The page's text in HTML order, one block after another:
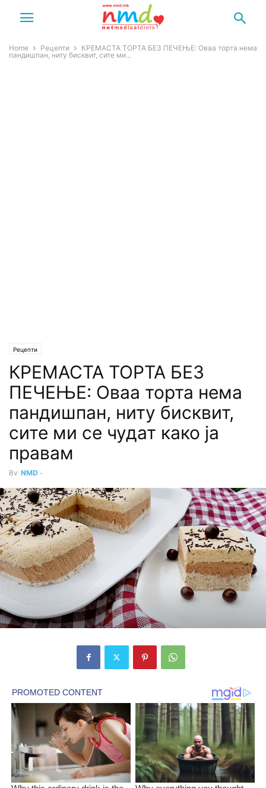
Home Рецепти
КРЕМАСТА ТОРТА БЕЗ ПЕЧЕЊЕ: Оваа торта нема
пандишпан, ниту бисквит, сите ми...
Рецепти
КРЕМАСТА ТОРТА БЕЗ
ПЕЧЕЊЕ: Оваа торта нема
пандишпан, ниту бисквит,
сите ми се чудат како ја
правам
By NMD -